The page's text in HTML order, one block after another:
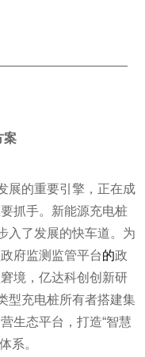
案
展的重要引擎，正在成
抓手。新能源充电桩
入了发展的快车道。为
府监测监管平台的政
境，亿达科创创新研
型充电桩所有者搭建集
生态平台，打造“智慧
系。